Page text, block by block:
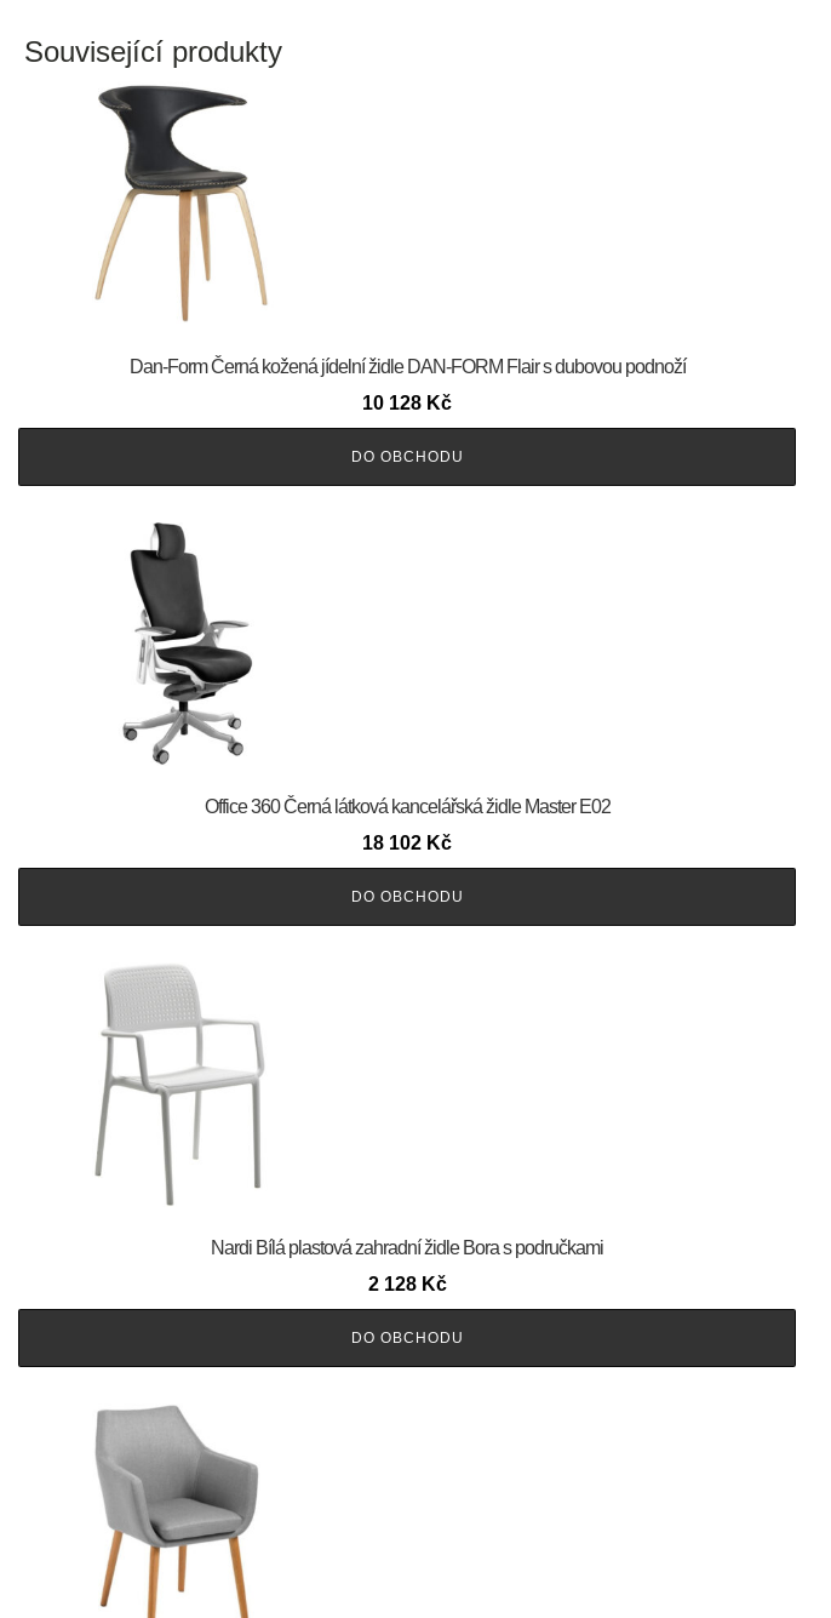
Související produkty
​​​​​Dan-Form Černá kožená jídelní židle DAN-FORM Flair s dubovou podnoží
10 128 Kč
DO OBCHODU
Office 360 Černá látková kancelářská židle Master E02
18 102 Kč
DO OBCHODU
Nardi Bílá plastová zahradní židle Bora s područkami
2 128 Kč
DO OBCHODU